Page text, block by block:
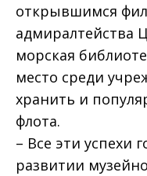
открывшимся
адмиралтейства
морская
место среди
хранить и
флота.
– Все эти успехи
развитии